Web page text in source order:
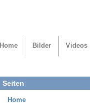
Home Bilder Videos
Seiten
Home